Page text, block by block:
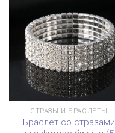
СТРАЗЫ И БРАСЛЕТЫ
Браслет со стразами